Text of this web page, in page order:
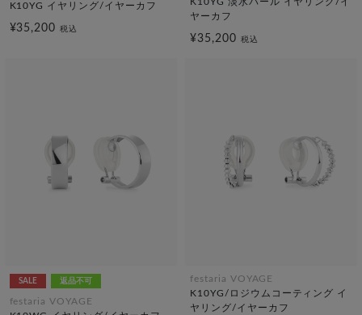
K10YG イヤリング/イヤーカフ
¥35,200税込
K10YG 淡水パール イヤリング/イ
ヤーカフ
¥35,200 税込
SALE 返品不可
festaria VOYAGE
festaria VOYAGE
K10YG/ロジウムコーティング イ
ヤリング/イヤーカフ